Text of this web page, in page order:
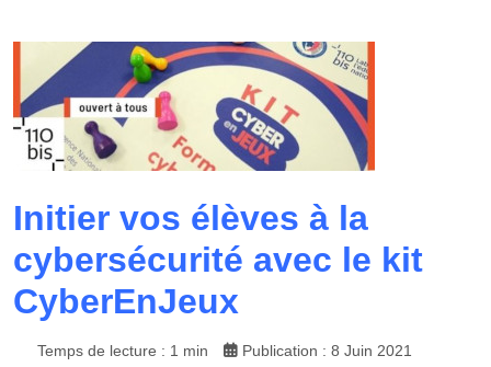
Initier vos élèves à la
cybersécurité avec le kit
CyberEnJeux
Temps de lecture : 1 min Publication : 8 Juin 2021